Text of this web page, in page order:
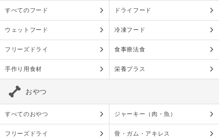
すべてのフード ドライフード
ウェットフード 冷凍フード
フリーズドライ 食事療法食
手作り用食材 栄養プラス
おやつ
すべてのおやつ ジャーキー（肉・魚）
フリーズドライ 骨・ガム・アキレス